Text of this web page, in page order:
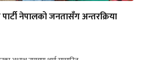
पार्टी नेपालको जनतासँग अन्तरक्रिया